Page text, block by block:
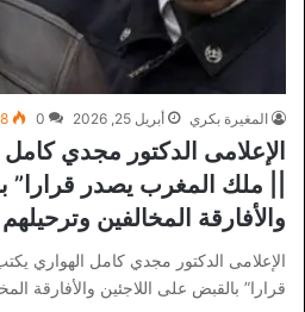
المغيرة بكري أبريل 25, 2026 0
الإعلامى الدكتور مجدي
|| ملك المغرب يصدر قرارا”
والأفارقة المخالفين وترحيلهم
الإعلامى الدكتور مجدي كامل الهواري
قرارا” بالقبض على اللاجئين والأفارقة